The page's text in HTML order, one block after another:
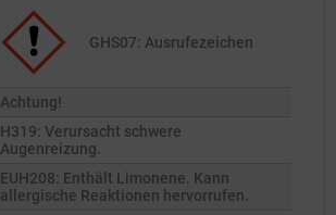
GHS07: Ausrufezeichen
Achtung!
H319: Verursacht schwere
Augenreizung.
EUH208: Enthält Limonene. Kann
allergische Reaktionen hervorrufen.